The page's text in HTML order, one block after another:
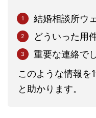
結婚相談所ウ
どういった用
重要な連絡で
このような情報を
と助かります。